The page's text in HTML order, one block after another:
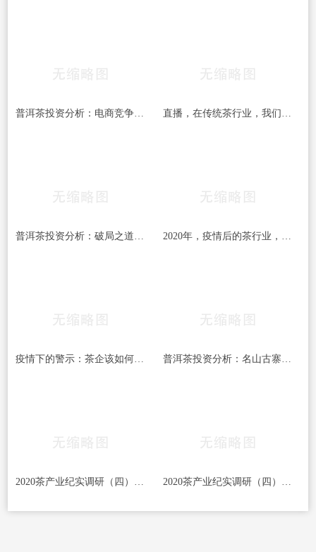
普洱茶投资分析：电商竞争白热化 如何才能脱颖
疫情下的警示：茶企该如何“抓”现金流？